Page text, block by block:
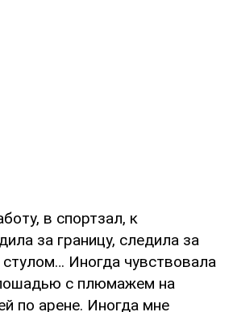
в спортзал, к
за границу, следила за
Иногда чувствовала
с плюмажем на
по арене. Иногда мне